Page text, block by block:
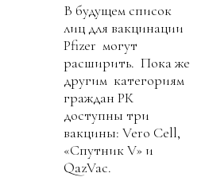
В будущем список
лиц для вакцинации
Pfizer могут
расширить. Пока же
другим категориям
граждан РК
доступны три
вакцины: Vero Cell,
«Спутник V» и
QazVac.